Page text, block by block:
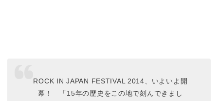
ROCK IN JAPAN FESTIVAL 2014、いよいよ開
幕！ 「15年の歴史をこの地で刻んできまし